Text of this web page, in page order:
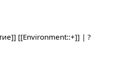
[[Environment::+]] | ?